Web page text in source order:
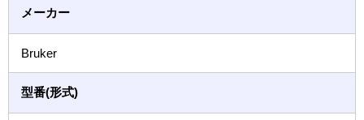
メーカー
Bruker
型番(形式)